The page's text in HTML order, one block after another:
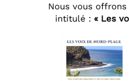
Nous vous
intitulé : « Les